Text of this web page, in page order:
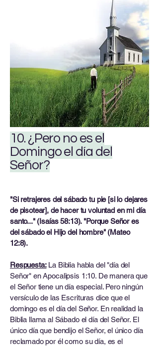
10. ¿Pero no es el
Domingo el día del
Señor?
"Si retrajeres del sábado tu pie [si lo dejares
de pisotear], de hacer tu voluntad en mi día
santo..." (Isaías 58:13). "Porque Señor es
del sábado el Hijo del hombre" (Mateo
12:8).
Respuesta:La Biblia habla del "día del
Señor" en Apocalipsis 1:10. De manera que
el Señor tiene un día especial. Pero ningún
versículo de las Escrituras dice que el
domingo es el día del Señor. En realidad la
Biblia llama al Sábado el día del Señor. El
único día que bendijo el Señor, el único día
reclamado por él como su día, es el